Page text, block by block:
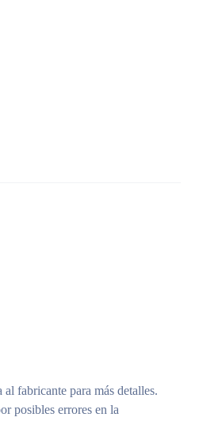
fabricante para más detalles.
posibles errores en la